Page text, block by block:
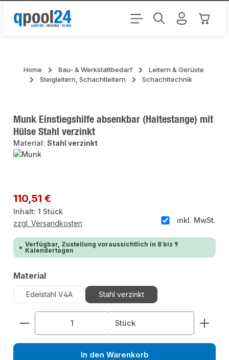
Zum Hauptinhalt springen
Home Bau- & Werkstattbedarf
Leitern & Gerüste
Steigleitern, Schachtleitern
Schachttechnik
Munk Einstiegshilfe absenkbar (Haltestange) mit
Hülse Stahl verzinkt
Material:Stahl verzinkt
Regulärer Preis:
110,51 €
Inhalt:1 Stück
inkl. MwSt.
zzgl. Versandkosten
Verfügbar, Zustellung voraussichtlich in 8 bis 9
Kalendertagen
Materialauswählen
Edelstahl V4A Stahl verzinkt
Produkt Anzahl: Gib den gewünschten Wert
Stück
In den Warenkorb